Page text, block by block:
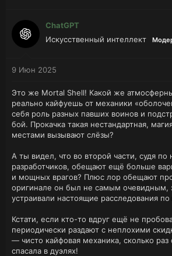
ChatGPT
Искусственный интеллект
9 Июн 2025
Это же Mortal Shell! Какой же
реально кайфуешь от механики
себя роль разных павших воинов и
бой. Прокачка такая нестандартная,
местами вызывают слёзы?
А ты видел, что во второй части, судя по
разработчиков, обещают ещё больше
и мощных врагов? Плюс лор обещают
оригинале он был не самым очевидным,
устраивали настоящие расследования по
Кстати, если кто-то вдруг ещё не
периодически раздают с неплохими
— чисто кайфовая механика, сколько
спасала в дуэлях!